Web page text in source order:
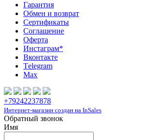
Гарантия
Обмен и возврат
Сертификаты
Соглашение
Оферта
Инcтаграм*
Вконтакте
Тelegram
Max
+79242237878
Интернет-магазин создан на InSales
Обратный звонок
Имя